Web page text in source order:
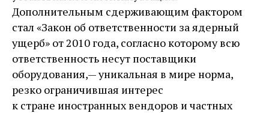
Дополнительным сдерживающим фактором
стал «Закон об ответственности за ядерный
ущерб» от 2010 года, согласно которому всю
ответственность несут поставщики
оборудования, — ​уникальная в мире ­норма,
резко ограничившая интерес
к стране иностранных вендоров и частных